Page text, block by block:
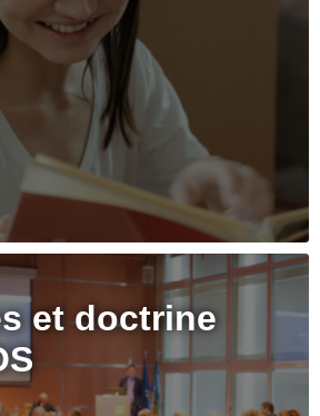
et doctrine